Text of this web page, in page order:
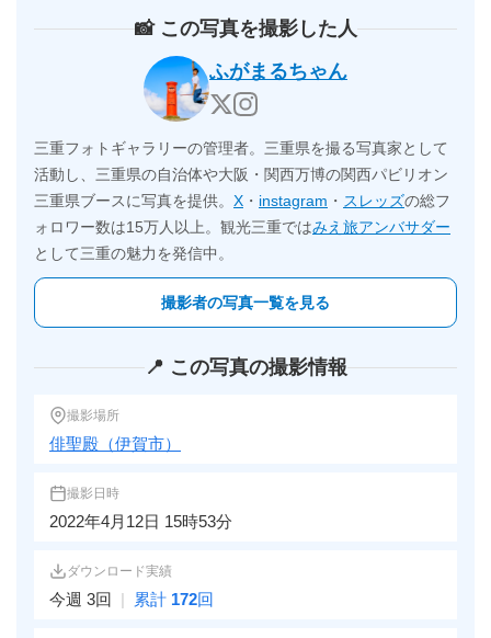
📸 この写真を撮影した人
ふがまるちゃん
三重フォトギャラリーの管理者。三重県を撮る写真家として
活動し、三重県の自治体や大阪・関西万博の関西パビリオン
三重県ブースに写真を提供。 X ・ instagram ・ スレッズの総フ
ォロワー数は15万人以上。観光三重ではみえ旅アンバサダー
として三重の魅力を発信中。
撮影者の写真一覧を見る
📍 この写真の撮影情報
撮影場所
俳聖殿（伊賀市）
撮影日時
2022年4月12日 15時53分
ダウンロード実績
今週 3回 | 累計 172回